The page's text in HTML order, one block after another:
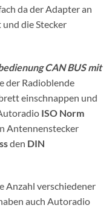
da der Adapter an
die Stecker
CAN BUS mit
der Radioblende
einschnappen und
ISO Norm
Antennenstecker
den DIN
Anzahl verschiedener
auch Autoradio